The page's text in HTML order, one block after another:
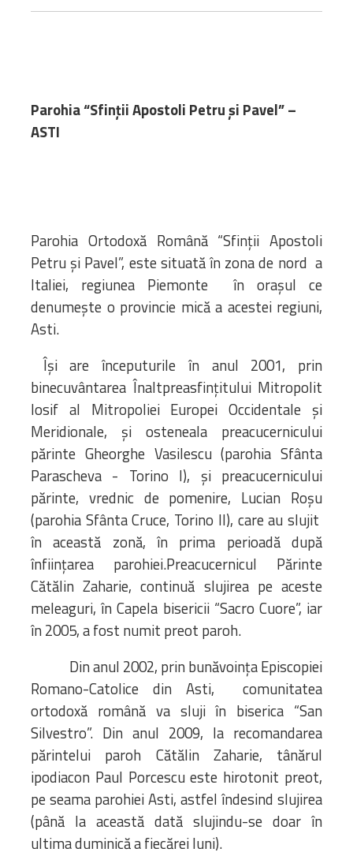
Lectura Lunii
Parohia “Sfinții Apostoli Petru și Pavel” –
ASTI
Parohia Ortodoxă Română “Sfinții Apostoli
Petru și Pavel”, este situată în zona de nord a
Italiei, regiunea Piemonte în orașul ce
denumește o provincie mică a acestei regiuni,
Asti.
Își are începuturile în anul 2001, prin
binecuvântarea Înaltpreasfințitului Mitropolit
Iosif al Mitropoliei Europei Occidentale și
Meridionale, și osteneala preacucernicului
părinte Gheorghe Vasilescu (parohia Sfânta
Parascheva - Torino I), și preacucernicului
părinte, vrednic de pomenire, Lucian Roșu
(parohia Sfânta Cruce, Torino II), care au slujit
în această zonă, în prima perioadă după
înființarea parohiei.Preacucernicul Părinte
Cătălin Zaharie, continuă slujirea pe aceste
meleaguri, în Capela bisericii “Sacro Cuore”, iar
în 2005, a fost numit preot paroh.
Din anul 2002, prin bunăvoința Episcopiei
Romano-Catolice din Asti, comunitatea
ortodoxă română va sluji în biserica “San
Silvestro”. Din anul 2009, la recomandarea
părintelui paroh Cătălin Zaharie, tânărul
ipodiacon Paul Porcescu este hirotonit preot,
pe seama parohiei Asti, astfel îndesind slujirea
(până la această dată slujindu-se doar în
ultima duminică a fiecărei luni).